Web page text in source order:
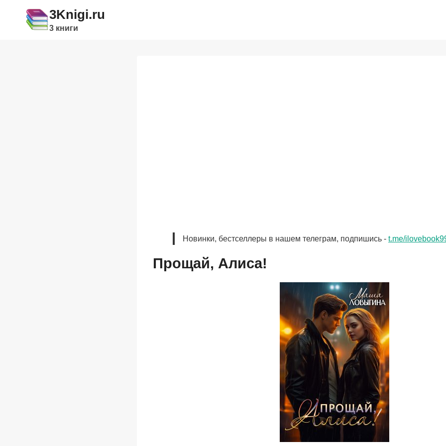
содержимому
3Knigi.ru
3 книги
Новинки, бестселлеры в нашем телеграм, подпишись - t.me/
Прощай, Алиса!